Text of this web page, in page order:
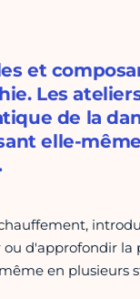
et
Les
de la
elle-
ou d'approfondir la
en plusieurs